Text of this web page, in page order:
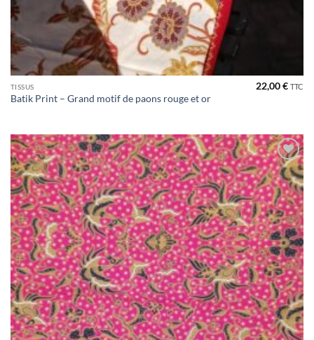
TISSUS
Batik Print – Grand motif de paons rouge et or
22,00€ TTC
Ajouter
à la liste
de
souhaits